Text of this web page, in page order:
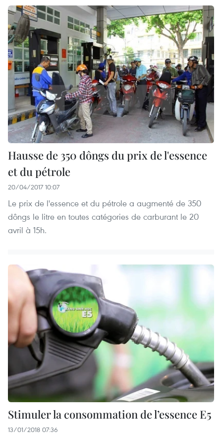
Hausse de 350 dôngs du prix de l'essence
et du pétrole
20/04/2017 10:07
Le prix de l'essence et du pétrole a augmenté de 350
dôngs le litre en toutes catégories de carburant le 20
avril à 15h.
Stimuler la consommation de l’essence E5
13/01/2018 07:36